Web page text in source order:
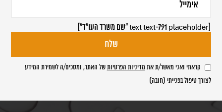
[text text-791 placeholder "שם משרד העו"ד"]
קראתי ואני מאשר/ת את מדיניות הפרטיותשל האתר, ומסכים/ה לשמירת המידע
לצורך טיפול בפנייתי (חובה)